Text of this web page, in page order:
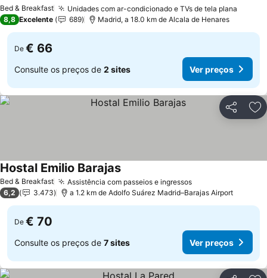
Bed & Breakfast Unidades com ar-condicionado e TVs de tela plana
8,8 Excelente 689 Madrid, a 18.0 km de Alcala de Henares
De € 66
Consulte os preços de 2 sites Ver preços
Partilhar
Bed & Breakfast Assistência com passeios e ingressos
Hostal Emilio Barajas
6,2 3.473 a 1.2 km de Adolfo Suárez Madrid–Barajas Airport
De € 70
Consulte os preços de 7 sites Ver preços